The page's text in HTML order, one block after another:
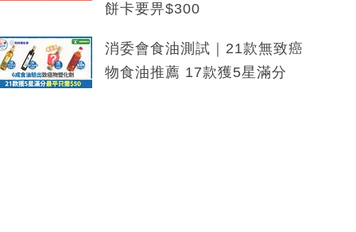
餅卡要畀$300
消委會食油測試｜21款無致癌
物食油推薦 17款獲5星滿分